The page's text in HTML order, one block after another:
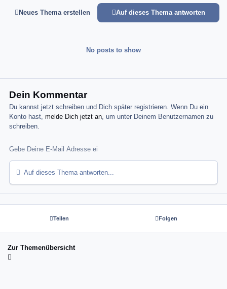
Neues Thema erstellen Auf dieses Thema antworten
No posts to show
Dein Kommentar
Du kannst jetzt schreiben und Dich später registrieren. Wenn Du ein
Konto hast,melde Dich jetzt an, um unter Deinem Benutzernamen zu
schreiben.
Auf dieses Thema antworten...
Teilen Folgen
Zur Themenübersicht